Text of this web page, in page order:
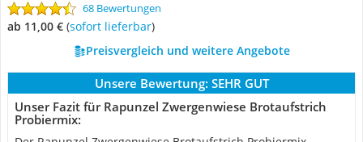
68 Bewertungen
ab 11,00 € ( Sofort lieferbar)
Preisvergleich und weitere Angebote
Unsere Bewertung: SEHR GUT
Unser Fazit für Rapunzel Zwergenwiese Brotaufstrich
Probiermix: